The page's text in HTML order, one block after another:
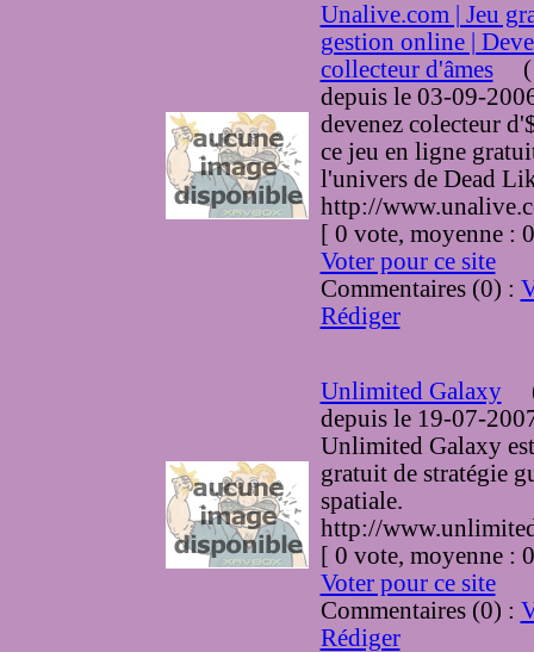
Unalive.com | Jeu
gestion online |
collecteur d'âmes(
depuis le 03-09-
devenez colecteur
ce jeu en ligne
l'univers de Dead
http://
[ 0 vote, moyenne
Voter pour ce site
Commentaires (0) :
Rédiger
Unlimited Galaxy
depuis le 19-07-
Unlimited Galaxy
gratuit de stratégie
spatiale.
http://
[ 0 vote, moyenne
Voter pour ce site
Commentaires (0) :
Rédiger